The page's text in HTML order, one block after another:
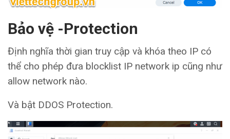
Bảo vệ -Protection
Định nghĩa thời gian truy cập và khóa theo IP có
thể cho phép đưa blocklist IP network ip cũng như
allow network nào.
Và bật DDOS Protection.